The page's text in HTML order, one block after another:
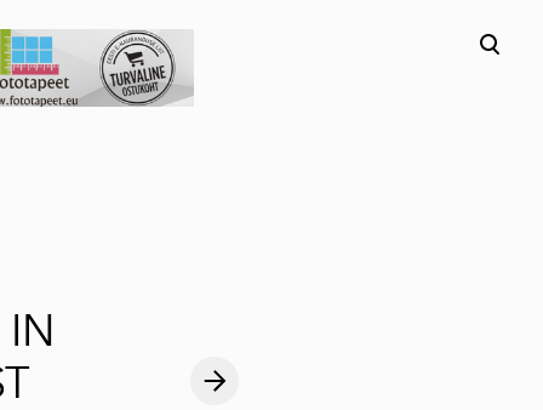
lisati ostukorvi.
IN